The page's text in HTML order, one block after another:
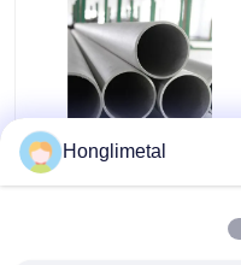
AISI Tubo redondo de
acero inoxidable
Honglimetal